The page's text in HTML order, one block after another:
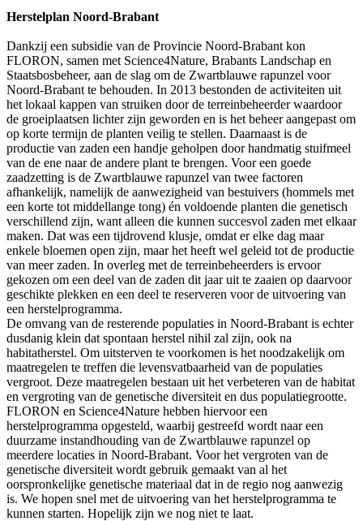
Herstelplan Noord-Brabant
Dankzij een subsidie van de Provincie Noord-Brabant kon
FLORON, samen met Science4Nature, Brabants Landschap en
Staatsbosbeheer, aan de slag om de Zwartblauwe rapunzel voor
Noord-Brabant te behouden. In 2013 bestonden de activiteiten uit
het lokaal kappen van struiken door de terreinbeheerder waardoor
de groeiplaatsen lichter zijn geworden en is het beheer aangepast om
op korte termijn de planten veilig te stellen. Daarnaast is de
productie van zaden een handje geholpen door handmatig stuifmeel
van de ene naar de andere plant te brengen. Voor een goede
zaadzetting is de Zwartblauwe rapunzel van twee factoren
afhankelijk, namelijk de aanwezigheid van bestuivers (hommels met
een korte tot middellange tong) én voldoende planten die genetisch
verschillend zijn, want alleen die kunnen succesvol zaden met elkaar
maken. Dat was een tijdrovend klusje, omdat er elke dag maar
enkele bloemen open zijn, maar het heeft wel geleid tot de productie
van meer zaden. In overleg met de terreinbeheerders is ervoor
gekozen om een deel van de zaden dit jaar uit te zaaien op daarvoor
geschikte plekken en een deel te reserveren voor de uitvoering van
een herstelprogramma.
De omvang van de resterende populaties in Noord-Brabant is echter
dusdanig klein dat spontaan herstel nihil zal zijn, ook na
habitatherstel. Om uitsterven te voorkomen is het noodzakelijk om
maatregelen te treffen die levensvatbaarheid van de populaties
vergroot. Deze maatregelen bestaan uit het verbeteren van de habitat
en vergroting van de genetische diversiteit en dus populatiegrootte.
FLORON en Science4Nature hebben hiervoor een
herstelprogramma opgesteld, waarbij gestreefd wordt naar een
duurzame instandhouding van de Zwartblauwe rapunzel op
meerdere locaties in Noord-Brabant. Voor het vergroten van de
genetische diversiteit wordt gebruik gemaakt van al het
oorspronkelijke genetische materiaal dat in de regio nog aanwezig
is. We hopen snel met de uitvoering van het herstelprogramma te
kunnen starten. Hopelijk zijn we nog niet te laat.